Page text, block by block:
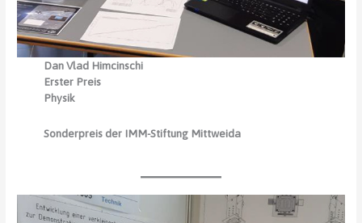
Dan Vlad Himcinschi
Erster Preis
Physik
Sonderpreis der IMM-Stiftung Mittweida